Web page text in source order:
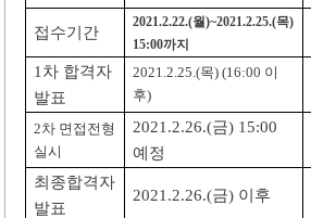
접수기간
2021.2.22.(월)~2021.2.25.(목)
15:00까지
1 차 합격자
발표
2021.2.25.(목) (16:00 이
후)
2차 면접전형
실시
2021.2.26.(금) 15:00
예정
최종합격자
발표
2021.2.26.(금) 이후